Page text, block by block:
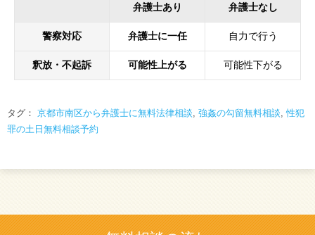
弁護士あり 弁護士なし
警察対応 弁護士に一任 自力で行う
釈放・不起訴 可能性上がる 可能性下がる
タグ： 京都市南区から弁護士に無料法律相談, 強姦の勾留無料相談,性犯
罪の土日無料相談予約